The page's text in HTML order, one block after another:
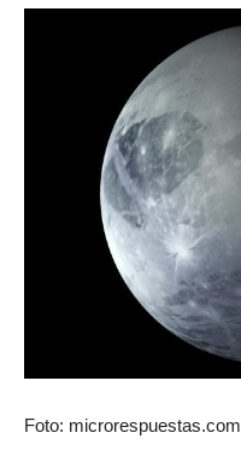
Foto: microrespuestas.com